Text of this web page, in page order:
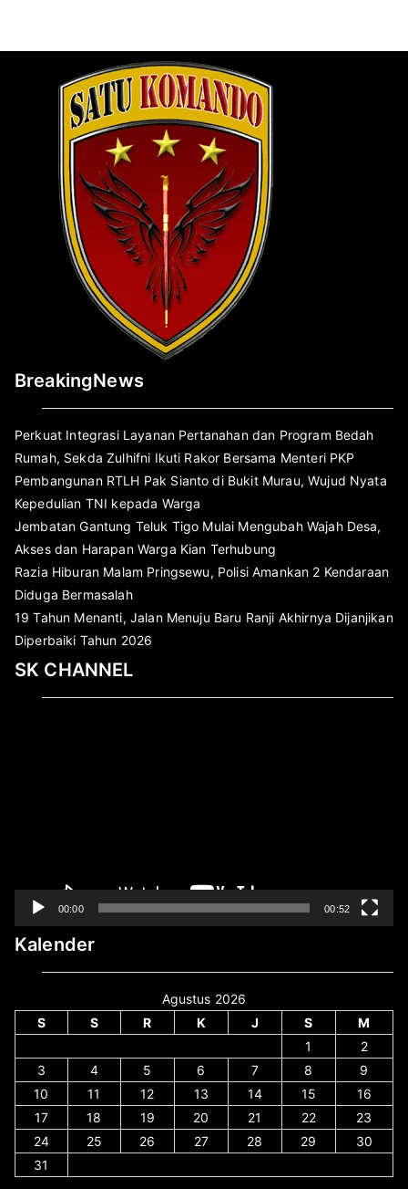
BreakingNews
Perkuat Integrasi Layanan Pertanahan dan Program Bedah
Rumah, Sekda Zulhifni Ikuti Rakor Bersama Menteri PKP
Pembangunan RTLH Pak Sianto di Bukit Murau, Wujud Nyata
Kepedulian TNI kepada Warga
Jembatan Gantung Teluk Tigo Mulai Mengubah Wajah Desa,
Akses dan Harapan Warga Kian Terhubung
Razia Hiburan Malam Pringsewu, Polisi Amankan 2 Kendaraan
Diduga Bermasalah
19 Tahun Menanti, Jalan Menuju Baru Ranji Akhirnya Dijanjikan
Diperbaiki Tahun 2026
SK CHANNEL
00:00 00:52
Kalender
Agustus 2026
S
S R K J S
M
1
2
3
4 5 6 7 8
9
10
11 12 13 14 15
16
17
18 19 20 21 22
23
24
25 26 27 28 29
30
31